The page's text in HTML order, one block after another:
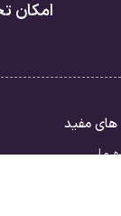
امکان
های مفید
ما